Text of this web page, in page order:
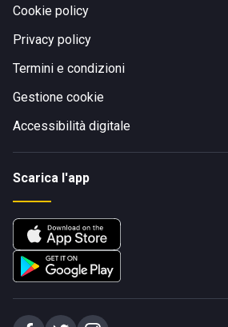
Cookie policy
Privacy policy
Termini e condizioni
Gestione cookie
Accessibilità digitale
Scarica l'app